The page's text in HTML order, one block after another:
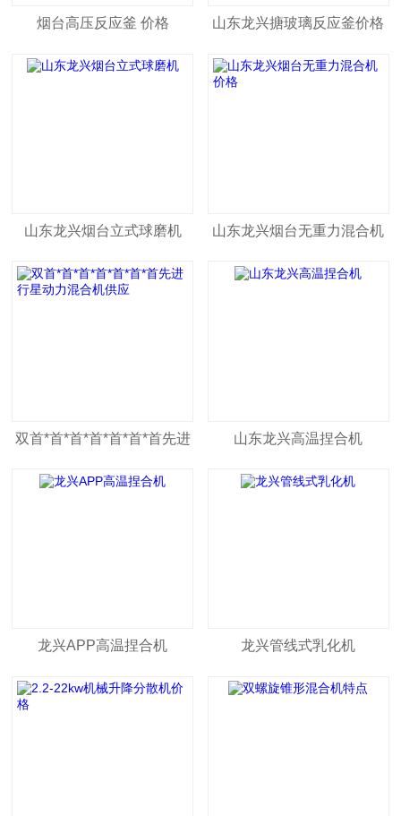
烟台高压反应釜 价格 山东龙兴搪玻璃反应釜价格
山东龙兴烟台立式球磨机 山东龙兴烟台无重力混合机
价格
双首*首*首*首*首*首*首先进
行星动力混合机供应
山东龙兴高温捏合机
龙兴APP高温捏合机 龙兴管线式乳化机